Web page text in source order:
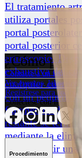
El tratamiento
utiliza portales
portal
portal posterior
artroscopio.
exhaustiva del
cualquier cuerpo
con un pequeño
fragmentos de
restante se
mediante la
para permitir
¿Cómo
Contacte a un
Ver eventos,
Regístrese para
Conéctese con nosotros
Procedimiento